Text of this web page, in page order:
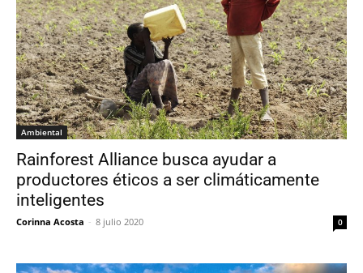
Ambiental
Rainforest Alliance busca ayudar a
productores éticos a ser climáticamente
inteligentes
Corinna Acosta - 8 julio 2020 0